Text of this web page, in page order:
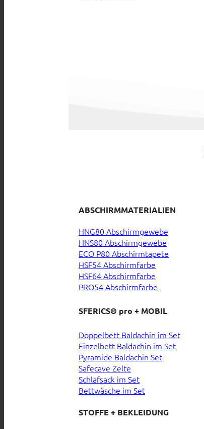
ABSCHIRMMATERIALIEN
HNG80 Abschirmgewebe
HNS80 Abschirmgewebe
ECO P80 Abschirmtapete
HSF54 Abschirmfarbe
HSF64 Abschirmfarbe
PRO54 Abschirmfarbe
SFERICS® pro + MOBIL
Doppelbett Baldachin im Set
Einzelbett Baldachin im Set
Pyramide Baldachin Set
Safecave Zelte
Schlafsack im Set
Bettwäsche im Set
STOFFE + BEKLEIDUNG